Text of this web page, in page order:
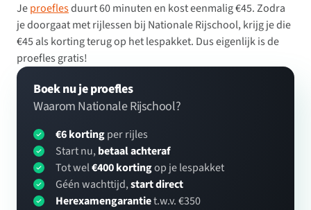
Jeproeflesduurt 60 minuten en kost eenmalig €45. Zodra
je doorgaat met rijlessen bij Nationale Rijschool, krijg je die
€45 als korting terug op het lespakket. Dus eigenlijk is de
proefles gratis!
Boek nu je proefles
Waarom Nationale Rijschool?
€6 kortingper rijles
Start nu, betaal achteraf
Tot wel€400 kortingop je lespakket
Géén wachttijd,start direct
Herexamengarantiet.w.v. €350